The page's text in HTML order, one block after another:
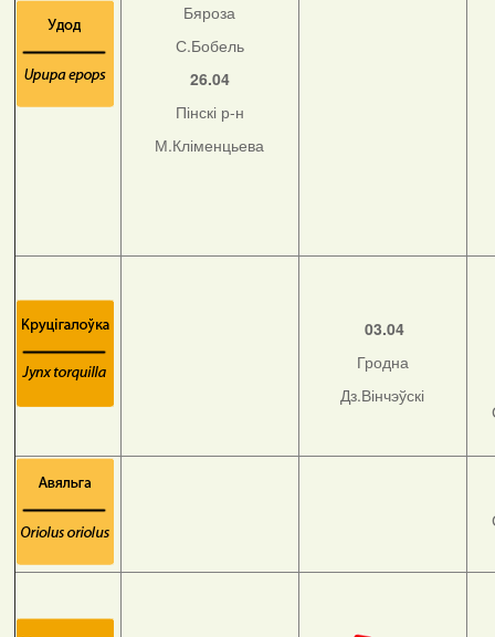
Бяроза
С.Бобель
26.04
Пінскі р-н
М.Кліменцьева
03.04
Гродна
Дз.Вінчэўскі